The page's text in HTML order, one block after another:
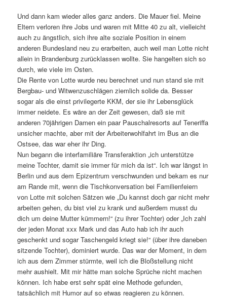
Und dann kam wieder alles ganz anders. Die Mauer fiel. Meine
Eltern verloren ihre Jobs und waren mit Mitte 40 zu alt, vielleicht
auch zu ängstlich, sich ihre alte soziale Position in einem
anderen Bundesland neu zu erarbeiten, auch weil man Lotte nicht
allein in Brandenburg zurücklassen wollte. Sie hangelten sich so
durch, wie viele im Osten.
Die Rente von Lotte wurde neu berechnet und nun stand sie mit
Bergbau- und Witwenzuschlägen ziemlich solide da. Besser
sogar als die einst privilegerte KKM, der sie ihr Lebensglück
immer neidete. Es wäre an der Zeit gewesen, daß sie mit
anderen 70jährigen Damen ein paar Pauschalresorts auf Teneriffa
unsicher machte, aber mit der Arbeiterwohlfahrt im Bus an die
Ostsee, das war eher ihr Ding.
Nun begann die interfamiliäre Transferaktion „ich unterstütze
meine Tochter, damit sie immer für mich da ist“. Ich war längst in
Berlin und aus dem Epizentrum verschwunden und bekam es nur
am Rande mit, wenn die Tischkonversation bei Familienfeiern
von Lotte mit solchen Sätzen wie „Du kannst doch gar nicht mehr
arbeiten gehen, du bist viel zu krank und außerdem musst du
dich um deine Mutter kümmern!“ (zu ihrer Tochter) oder „Ich zahl
der jeden Monat xxx Mark und das Auto hab ich ihr auch
geschenkt und sogar Taschengeld kriegt sie!“ (über ihre daneben
sitzende Tochter), dominiert wurde. Das war der Moment, in dem
ich aus dem Zimmer stürmte, weil ich die Bloßstellung nicht
mehr aushielt. Mit mir hätte man solche Sprüche nicht machen
können. Ich habe erst sehr spät eine Methode gefunden,
tatsächlich mit Humor auf so etwas reagieren zu können.